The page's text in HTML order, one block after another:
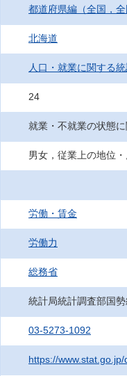
都道府県編（全国，
北海道
人口・就業に関する
24
就業・不就業の状態
男女，従業上の地位
労働・賃金
労働力
総務省
統計局統計調査部国
03-5273-1092
https://